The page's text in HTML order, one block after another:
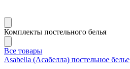
Комплекты постельного белья
Все товары
Asabella (Асабелла) постельное белье